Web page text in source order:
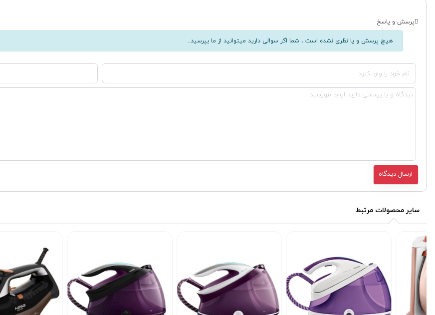
پرسش و پاسخ
هیچ پرسش و یا نظری نشده است ، شما اگر سوالی دارید میتوانید از ما بپرسید..
سایر محصولات مرتبط